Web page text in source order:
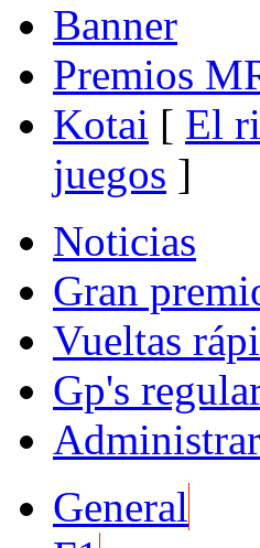
Banner
Premios
Kotai [ El
juegos ]
Noticias
Gran
Vueltas
Gp's
Administrar
General